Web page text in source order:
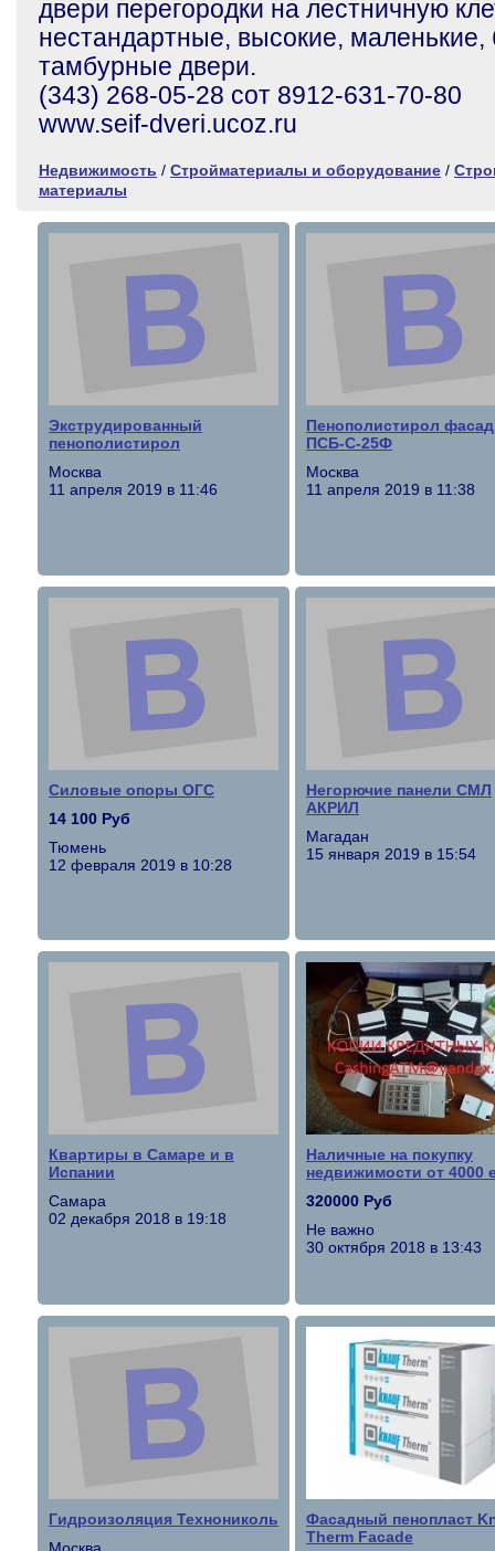
двери перегородки на лестничную
нестандартные, высокие,
тамбурные двери.
(343) 268-05-28 сот 8912-631-70-80
www.seif-dveri.ucoz.ru
Недвижимость / Стройматериалы и оборудование /
материалы
Экструдированный
пенополистирол
Москва
11 апреля 2019 в 11:46
Пенополистирол
ПСБ-С-25Ф
Москва
11 апреля 2019 в 11:38
Силовые опоры ОГС
14 100 Руб
Тюмень
12 февраля 2019 в 10:28
Негорючие панели СМЛ
АКРИЛ
Магадан
15 января 2019 в 15:54
Квартиры в Самаре и в
Испании
Самара
02 декабря 2018 в 19:18
Наличные на покупку
недвижимости от 4000
320000 Руб
Не важно
30 октября 2018 в 13:43
Гидроизоляция Технониколь
Фасадный пенопласт
Therm Facade